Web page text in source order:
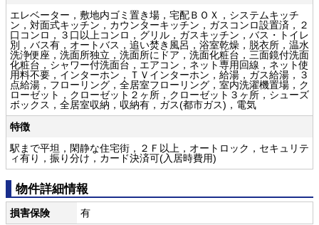
エレベーター，敷地内ゴミ置き場，宅配ＢＯＸ，システムキッチ
ン，対面式キッチン，カウンターキッチン，ガスコンロ設置済，２
口コンロ，３口以上コンロ，グリル，ガスキッチン，バス・トイレ
別，バス有，オートバス，追い焚き風呂，浴室乾燥，脱衣所，温水
洗浄便座，洗面所独立，洗面所にドア，洗面化粧台，三面鏡付洗面
化粧台，シャワー付洗面台，エアコン，ネット専用回線，ネット使
用料不要，インターホン，ＴＶインターホン，給湯，ガス給湯，３
点給湯，フローリング，全居室フローリング，室内洗濯機置場，ク
ローゼット，クローゼット２ヶ所，クローゼット３ヶ所，シューズ
ボックス，全居室収納，収納有，ガス(都市ガス)，電気
特徴
駅まで平坦，閑静な住宅街，２Ｆ以上，オートロック，セキュリテ
ィ有り，振り分け，カード決済可(入居時費用)
物件詳細情報
損害保険 有